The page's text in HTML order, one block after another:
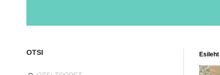
Esileht
OTSI